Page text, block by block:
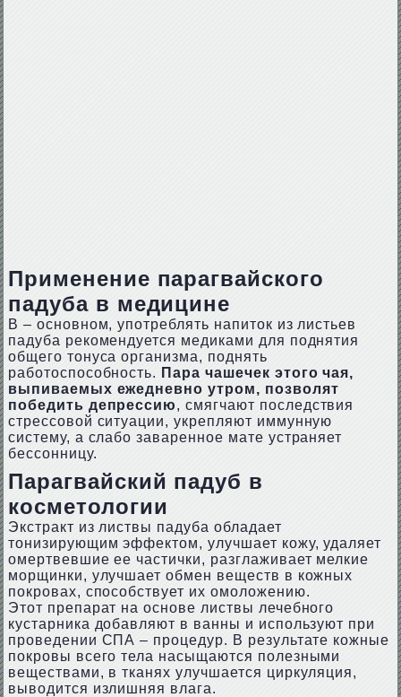
Применение парагвайского
падуба в медицине
В – основном, употреблять напиток из листьев
падуба рекомендуется медиками для поднятия
общего тонуса организма, поднять
работоспособность. Пара чашечек этого чая,
выпиваемых ежедневно утром, позволят
победить депрессию, смягчают последствия
стрессовой ситуации, укрепляют иммунную
систему, а слабо заваренное мате устраняет
бессонницу.
Парагвайский падуб в
косметологии
Экстракт из листвы падуба обладает
тонизирующим эффектом, улучшает кожу, удаляет
омертвевшие ее частички, разглаживает мелкие
морщинки, улучшает обмен веществ в кожных
покровах, способствует их омоложению.
Этот препарат на основе листвы лечебного
кустарника добавляют в ванны и используют при
проведении СПА – процедур. В результате кожные
покровы всего тела насыщаются полезными
веществами, в тканях улучшается циркуляция,
выводится излишняя влага.